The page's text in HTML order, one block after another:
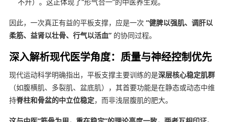
因此，一次真正有益的平板支撑，应是一次 “健脾以强肌、调肝以
柔筋、益肾以壮骨、行气以活血”的协同过程。
深入解析现代医学角度：质量与神经控制优先
现代运动科学明确指出，平板支撑主要训练的是深层核心稳定肌群
（如腹横肌、多裂肌、盆底肌），其首要功能是在静态或动态中维
持脊柱和骨盆的中立位稳定，而非浅层腹肌的肥大。